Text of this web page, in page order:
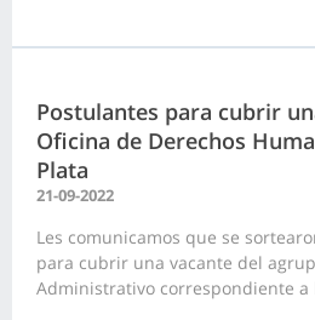
Postulantes para cubrir
Oficina de Derechos
Plata
21-09-2022
Les comunicamos que se
para cubrir una vacante del
Administrativo correspondiente a